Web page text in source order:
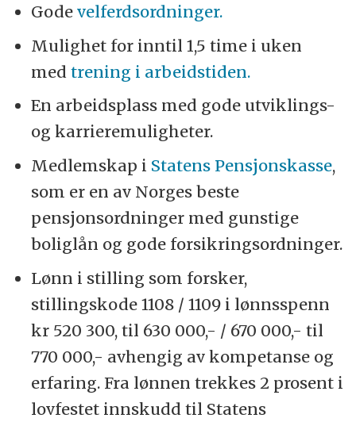
Godevelferdsordninger.
Mulighet for inntil 1,5 time i uken
medtrening i arbeidstiden.
En arbeidsplass med gode utviklings-
og karrieremuligheter.
Medlemskap i Statens Pensjonskasse,
som er en av Norges beste
pensjonsordninger med gunstige
boliglån og gode forsikringsordninger.
Lønn i stilling som forsker,
stillingskode 1108 / 1109 i lønnsspenn
kr 520 300, til 630 000,- / 670 000,- til
770 000,- avhengig av kompetanse og
erfaring. Fra lønnen trekkes 2 prosent i
lovfestet innskudd til Statens